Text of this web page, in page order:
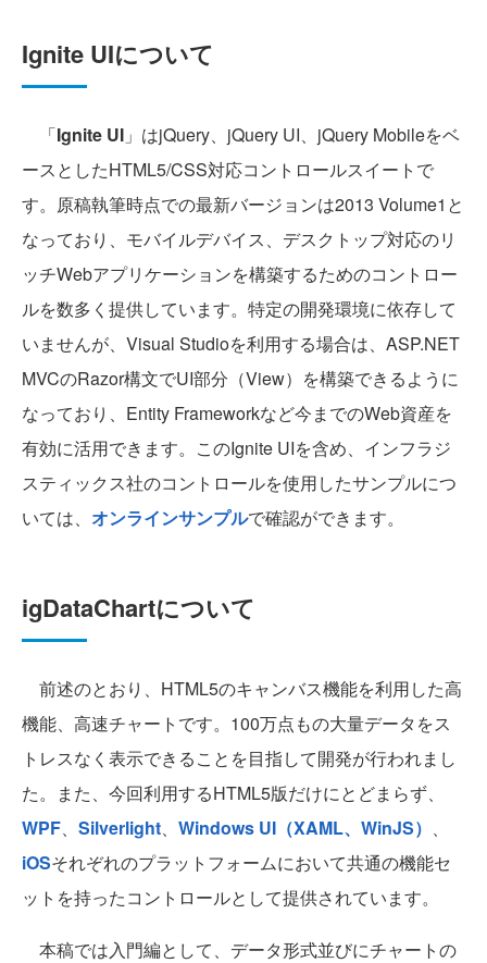
Ignite UIについて
「Ignite UI 」はjQuery、jQuery UI、jQuery Mobileをベ
ースとしたHTML5/CSS対応コントロールスイートで
す。原稿執筆時点での最新バージョンは2013 Volume1と
なっており、モバイルデバイス、デスクトップ対応のリ
ッチWebアプリケーションを構築するためのコントロー
ルを数多く提供しています。特定の開発環境に依存して
いませんが、Visual Studioを利用する場合は、ASP.NET
MVCのRazor構文でUI部分（View）を構築できるように
なっており、Entity Frameworkなど今までのWeb資産を
有効に活用できます。このIgnite UIを含め、インフラジ
スティックス社のコントロールを使用したサンプルにつ
いては、 オンラインサンプルで確認ができます。
igDataChartについて
前述のとおり、HTML5のキャンバス機能を利用した高
機能、高速チャートです。100万点もの大量データをス
トレスなく表示できることを目指して開発が行われまし
た。また、今回利用するHTML5版だけにとどまらず、
WPF、 Silverlight、 Windows UI（XAML、WinJS） 、
iOSそれぞれのプラットフォームにおいて共通の機能セ
ットを持ったコントロールとして提供されています。
本稿では入門編として、データ形式並びにチャートの